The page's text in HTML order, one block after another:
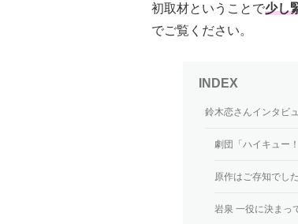
初取材ということで少し
でご覧ください。
鈴木恋さんインタビ
劇団「ハイキュー
原作はご存知でし
岩泉 一役に決まっ